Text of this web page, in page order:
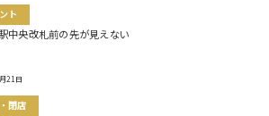
ト
中央改札前の先が見えない
21日
閉店